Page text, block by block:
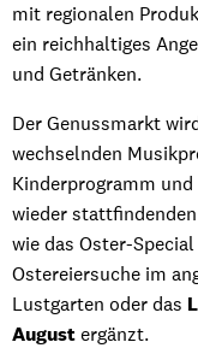
mit regionalen
ein reichhaltiges
und Getränken.
Der Genussmarkt
wechselnden
Kinderprogramm
wieder
wie das Oster-
Ostereiersuche im
Lustgarten oder das
August ergänzt.